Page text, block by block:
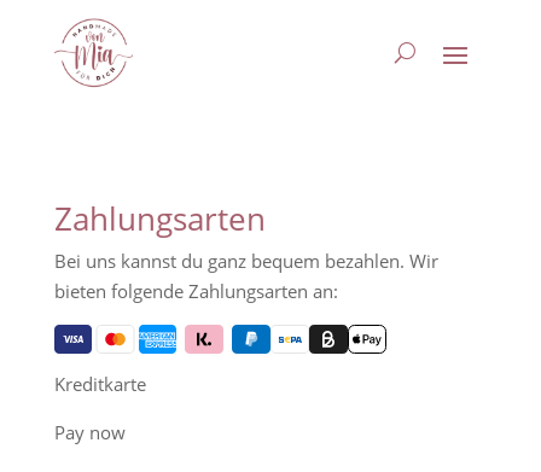
Zahlungsarten
Bei uns kannst du ganz bequem bezahlen. Wir
bieten folgende Zahlungsarten an:
Kreditkarte
Pay now